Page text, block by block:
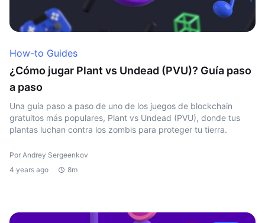
How-to Guides
¿Cómo jugar Plant vs Undead (PVU)? Guía paso
a paso
Una guía paso a paso de uno de los juegos de blockchain
gratuitos más populares, Plant vs Undead (PVU), donde tus
plantas luchan contra los zombis para proteger tu tierra.
Por Andrey Sergeenkov
4 years ago
8m